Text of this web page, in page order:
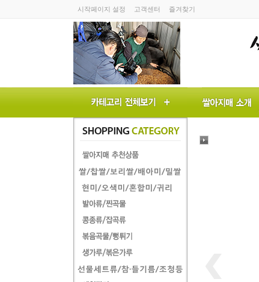
시작페이지 설정 고객센터 즐겨찾기